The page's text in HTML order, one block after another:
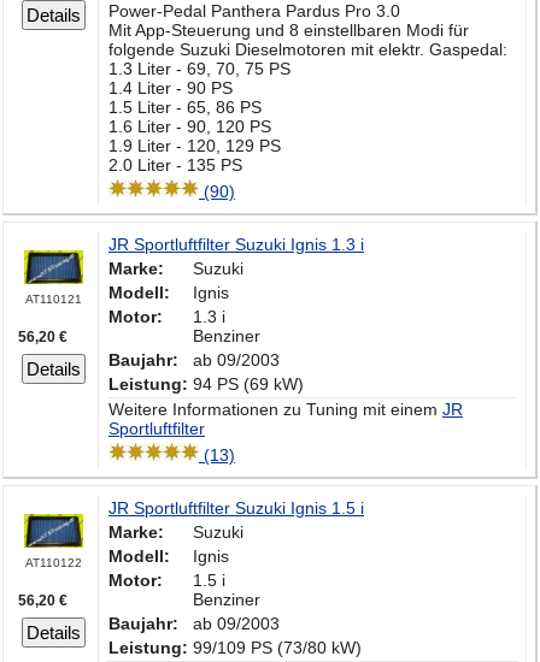
Details
Power-Pedal Panthera Pardus Pro 3.0
Mit App-Steuerung und 8 einstellbaren Modi für
folgende Suzuki Dieselmotoren mit elektr. Gaspedal:
1.3 Liter - 69, 70, 75 PS
1.4 Liter - 90 PS
1.5 Liter - 65, 86 PS
1.6 Liter - 90, 120 PS
1.9 Liter - 120, 129 PS
2.0 Liter - 135 PS
(90)
AT110121
56,20 €
Details
JR Sportluftfilter Suzuki Ignis 1.3 i
Marke:
Suzuki
Modell:
Ignis
Motor:
1.3 i
Benziner
Baujahr:
ab 09/2003
Leistung: 94 PS (69 kW)
Weitere Informationen zu Tuning mit einem JR
Sportluftfilter
(13)
AT110122
56,20 €
Details
JR Sportluftfilter Suzuki Ignis 1.5 i
Marke:
Suzuki
Modell:
Ignis
Motor:
1.5 i
Benziner
Baujahr:
ab 09/2003
Leistung: 99/109 PS (73/80 kW)